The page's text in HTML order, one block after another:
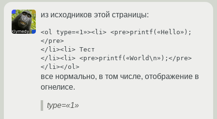
из исходников этой страницы:
<ol type=«1»><li> <pre>printf(«Hello»);
</pre>
</li><li> Тест
</li><li> <pre>printf(«World\n»);</pre>
все нормально, в том числе, отображение в
огнелисе.
type=«1»